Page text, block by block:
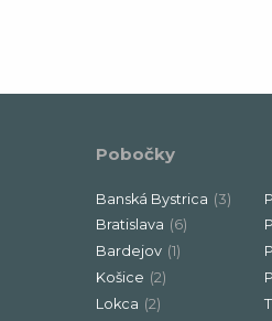
Pobočky
Banská Bystrica (3)
Bratislava (6)
Bardejov (1)
Košice (2)
Lokca (2)